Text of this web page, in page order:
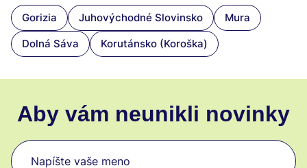
Gorizia Juhovýchodné Slovinsko
Mura
Dolná Sáva
Korutánsko (Koroška)
Aby vám neunikli novinky